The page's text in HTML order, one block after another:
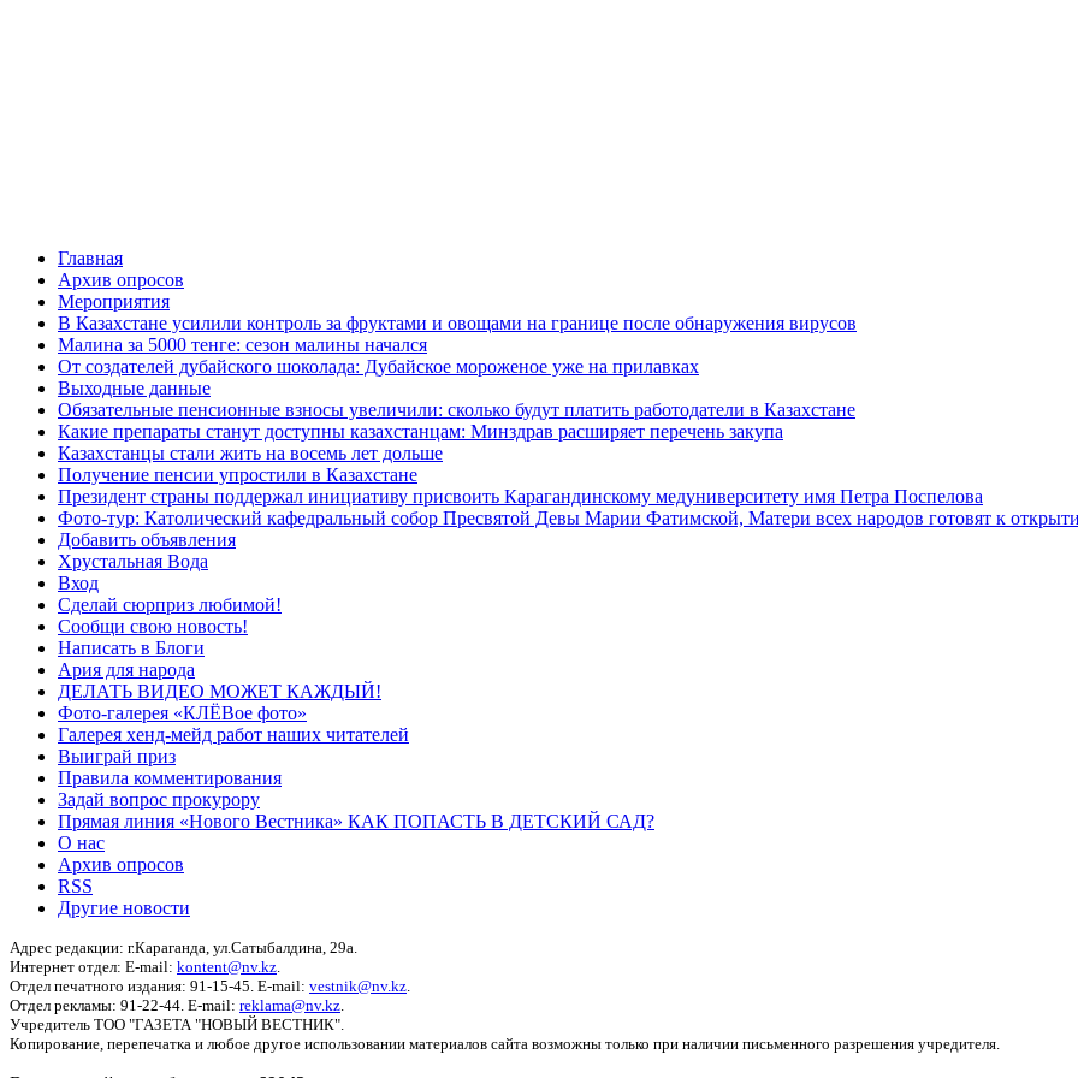
Главная
Архив опросов
Мероприятия
В Казахстане усилили контроль за фруктами и овощами на границе после обнаружения вирусов
Малина за 5000 тенге: сезон малины начался
От создателей дубайского шоколада: Дубайское мороженое уже на прилавках
Выходные данные
Обязательные пенсионные взносы увеличили: сколько будут платить работодатели в Казахстане
Какие препараты станут доступны казахстанцам: Минздрав расширяет перечень закупа
Казахстанцы стали жить на восемь лет дольше
Получение пенсии упростили в Казахстане
Президент страны поддержал инициативу присвоить Карагандинскому медуниверситету имя Петра Поспелова
Фото-тур: Католический кафедральный собор Пресвятой Девы Марии Фатимской, Матери всех народов готовят к
Добавить объявления
Хрустальная Вода
Вход
Сделай сюрприз любимой!
Сообщи свою новость!
Написать в Блоги
Ария для народа
ДЕЛАТЬ ВИДЕО МОЖЕТ КАЖДЫЙ!
Фото-галерея «КЛЁВое фото»
Галерея хенд-мейд работ наших читателей
Выиграй приз
Правила комментирования
Задай вопрос прокурору
Прямая линия «Нового Вестника» КАК ПОПАСТЬ В ДЕТСКИЙ САД?
О нас
Архив опросов
RSS
Другие новости
Адрес редакции: г.Караганда, ул.Сатыбалдина, 29а.
Интернет отдел: E-mail: kontent@nv.kz
Отдел печатного издания: 91-15-45. E-mail: vestnik@nv.kz
Отдел рекламы: 91-22-44. E-mail: reklama@nv.kz
Учредитель ТОО "ГАЗЕТА "НОВЫЙ ВЕСТНИК".
Копирование, перепечатка и любое другое использовании материалов сайта возможны только при наличии письменного разрешения учредителя.